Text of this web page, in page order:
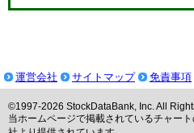
運営会社 サイトマップ 免責事項
©1997-2026 StockDataBank, Inc. All
当ホームページで掲載されているチャー